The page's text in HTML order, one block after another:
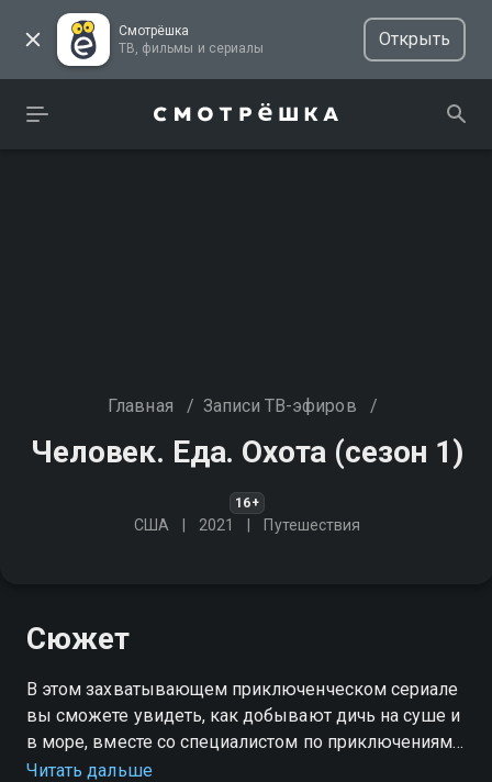
Смотрёшка
ТВ, фильмы и сериалы
Открыть
Главная / Записи ТВ-эфиров /
Человек. Еда. Охота (сезон 1)
16+
США 2021 Путешествия
Сюжет
В этом захватывающем приключенческом сериале
вы сможете увидеть, как добывают дичь на суше и
в море, вместе со специалистом по приключениям
на природе Марио Калпоу
Читать дальше